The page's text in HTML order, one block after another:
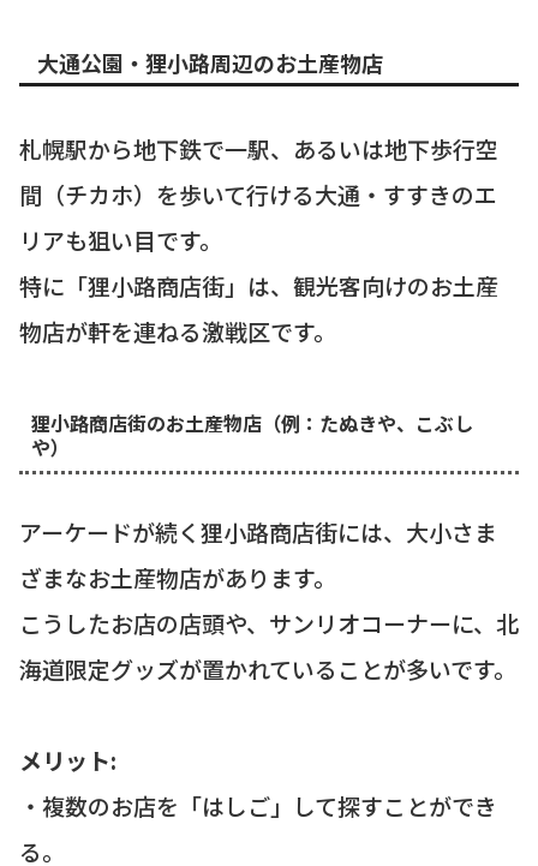
大通公園・狸小路周辺のお土産物店
札幌駅から地下鉄で一駅、あるいは地下歩行空
間（チカホ）を歩いて行ける大通・すすきのエ
リアも狙い目です。
特に「狸小路商店街」は、観光客向けのお土産
物店が軒を連ねる激戦区です。
狸小路商店街のお土産物店（例：たぬきや、こぶし
や）
アーケードが続く狸小路商店街には、大小さま
ざまなお土産物店があります。
こうしたお店の店頭や、サンリオコーナーに、北
海道限定グッズが置かれていることが多いです。
メリット:
・複数のお店を「はしご」して探すことができ
る。